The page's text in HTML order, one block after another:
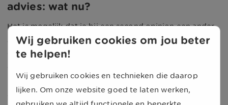
advies: wat nu?
Het is mogelijk dat je bij een second opinion een ander
advies of een andere diagnose krijgt. Hier moet je je
van bewust zijn als je een andere arts om een oordeel
Wij gebruiken cookies om jou beter
te helpen!
Wij gebruiken cookies en technieken die daarop
lijken. Om onze website goed te laten werken,